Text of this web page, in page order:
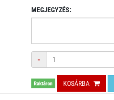
MEGJEGYZÉS:
Mennyiség
-
Raktáron KOSÁRBA